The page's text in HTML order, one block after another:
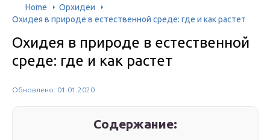
Home
Орхидеи
Охидея в природе в естественной среде: где и как растет
Охидея в природе в естественной
среде: где и как растет
Обновлено: 01.01.2020
Содержание: